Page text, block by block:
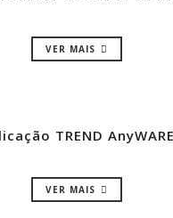
VER MAIS
TREND AnyWARE
VER MAIS